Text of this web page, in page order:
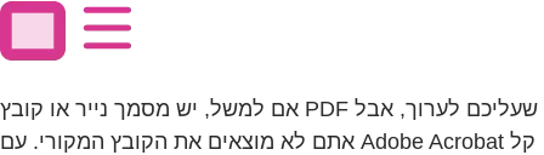
אם למשל, יש מסמך נייר או קובץ PDF שעליכם לערוך, אבל
אתם לא מוצאים את הקובץ המקורי. עם Adobe Acrobat קל